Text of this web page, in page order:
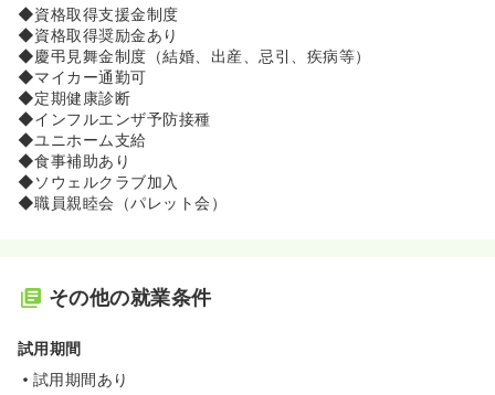
◆資格取得支援金制度
◆資格取得奨励金あり
◆慶弔見舞金制度（結婚、出産、忌引、疾病等）
◆マイカー通勤可
◆定期健康診断
◆インフルエンザ予防接種
◆ユニホーム支給
◆食事補助あり
◆ソウェルクラブ加入
◆職員親睦会（パレット会）
その他の就業条件
試用期間
試用期間あり